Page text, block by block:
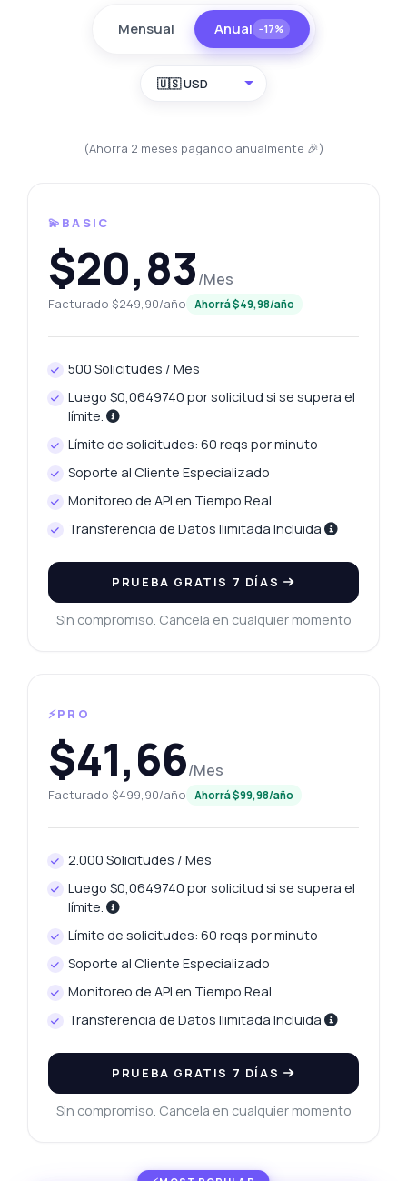
Mensual Anual −17%
🇺🇸 USD
(Ahorra 2 meses pagando anualmente 🎉)
💫BASIC
$20,83/Mes
Facturado $249,90/año Ahorrá $49,98/año
500 Solicitudes / Mes
Luego $0,0649740 por solicitud si se supera el
límite.
Límite de solicitudes: 60 reqs por minuto
Soporte al Cliente Especializado
Monitoreo de API en Tiempo Real
Transferencia de Datos Ilimitada Incluida
PRUEBA GRATIS 7 DÍAS
Sin compromiso. Cancela en cualquier momento
⚡PRO
$41,66/Mes
Facturado $499,90/año Ahorrá $99,98/año
2.000 Solicitudes / Mes
Luego $0,0649740 por solicitud si se supera el
límite.
Límite de solicitudes: 60 reqs por minuto
Soporte al Cliente Especializado
Monitoreo de API en Tiempo Real
Transferencia de Datos Ilimitada Incluida
PRUEBA GRATIS 7 DÍAS
Sin compromiso. Cancela en cualquier momento